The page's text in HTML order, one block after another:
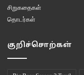
சிறுகதைகள்
தொடர்கள்
குறிச்சொற்கள்